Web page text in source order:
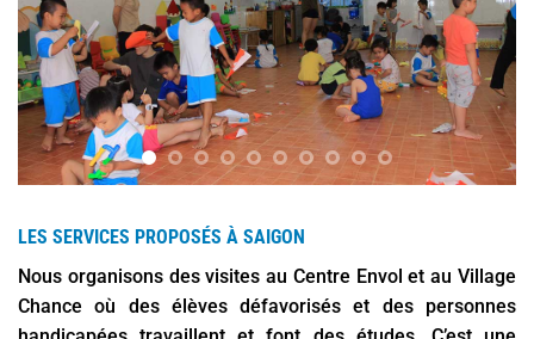
LES SERVICES PROPOSÉS À SAIGON
Nous organisons des visites au Centre Envol et au Village
Chance où des élèves défavorisés et des personnes